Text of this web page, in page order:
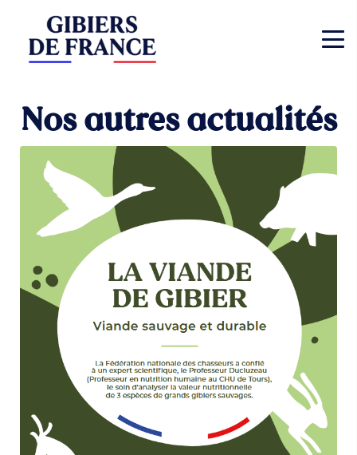
Nos autres actualités